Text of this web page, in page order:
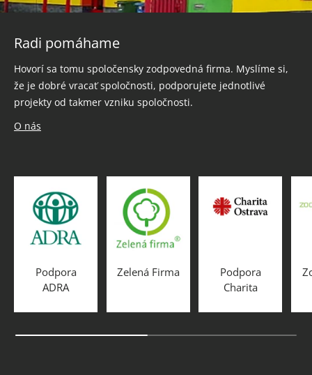
Radi pomáhame
Hovorí sa tomu spoločensky zodpovedná firma. Myslíme si,
že je dobré vracať spoločnosti, podporujete jednotlivé
projekty od takmer vzniku spoločnosti.
O nás
Podpora
ADRA
Zelená Firma
Podpora
Charita